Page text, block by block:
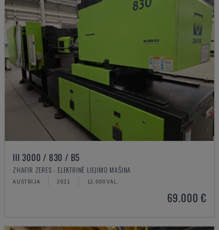
III 3000 / 830 / B5
ZHAFIR ZERES - ELEKTRINĖ LIEJIMO MAŠINA
AUSTRIJA 2021 12.000 VAL.
69.000 €